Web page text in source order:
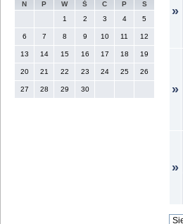
N P W Ś C P
S
1
2 3 4 5
6 7 8 9 10 11 12
13 14 15 16 17 18 19
20 21 22 23 24 25 26
27 28 29 30
»
»
»